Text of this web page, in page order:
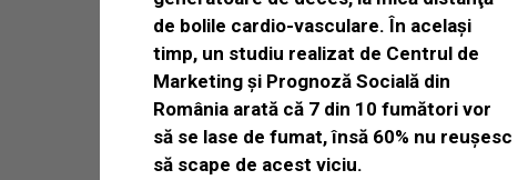
de bolile cardio-vasculare. În acelaşi
timp, un studiu realizat de Centrul de
Marketing şi Prognoză Socială din
România arată că 7 din 10 fumători vor
să se lase de fumat, însă 60% nu reuşesc
să scape de acest viciu.